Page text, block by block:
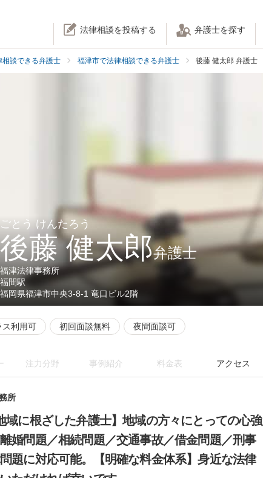
法律相談を投稿する 弁護士を探す
相談できる弁護士 福津市で法律相談できる弁護士 後藤 健太郎 弁護士
ごとう けんたろう
後藤 健太郎弁護士
福津法律事務所
福間駅
福岡県福津市中央3-8-1 竜口ビル2階
ス利用可 初回面談無料 夜間面談可
注力分野 事例紹介 料金表 アクセス
所
域に根ざした弁護士】地域の方々にとっての心強
婚問題／相続問題／交通事故／借金問題／刑事
題に対応可能。【明確な料金体系】身近な法律